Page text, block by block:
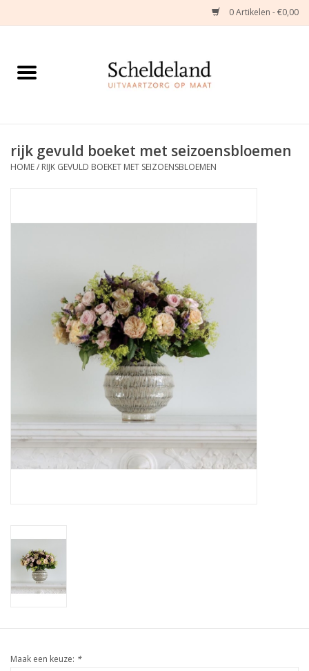
0 Artikelen - €0,00
Home
Herinneringsjuwelen
Troostartikelen
Kleine asdragers
Grafdecoratie
Naar website SCHELDE.LAND
rijk gevuld boeket met seizoensbloemen
HOME/ RIJK GEVULD BOEKET MET SEIZOENSBLOEMEN
Maak een keuze: *